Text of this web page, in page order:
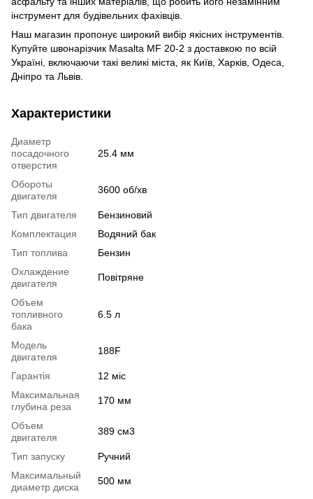
інструмент для будівельних фахівців.
Наш магазин пропонує широкий вибір якісних інструментів.
Купуйте швонарізчик Masalta MF 20-2 з доставкою по всій
Україні, включаючи такі великі міста, як Київ, Харків, Одеса,
Дніпро та Львів.
Характеристики
Диаметр
посадочного
отверстия
25.4 мм
Обороты
двигателя
3600 об/хв
Тип двигателя
Бензиновий
Комплектация
Водяний бак
Тип топлива
Бензин
Охлаждение
двигателя
Повітряне
Объем
топливного
бака
6.5 л
Модель
двигателя
188F
Гарантія
12 міс
Максимальная
глубина реза
170 мм
Объем
двигателя
389 см3
Тип запуску
Ручний
Максимальный
диаметр диска
500 мм